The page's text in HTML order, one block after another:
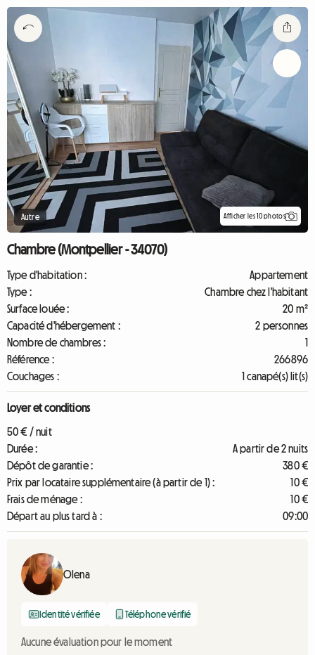
Autre Afficher les 10 photos
Chambre (Montpellier - 34070)
Type d'habitation :
Appartement
Type :
Chambre chez l'habitant
Surface louée :
20 m²
Capacité d'hébergement :
2 personnes
Nombre de chambres :
1
Référence :
266896
Couchages :
1 canapé(s) lit(s)
Loyer et conditions
50 € / nuit
Durée :
A partir de 2 nuits
Dépôt de garantie :
380 €
Prix par locataire supplémentaire (à partir de 1) :
10 €
Frais de ménage :
10 €
Départ au plus tard à :
09:00
Olena
Identité vérifiée Téléphone vérifié
Aucune évaluation pour le moment